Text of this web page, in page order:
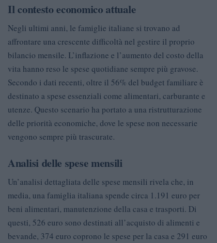
Il contesto economico attuale
Negli ultimi anni, le famiglie italiane si trovano ad
affrontare una crescente difficoltà nel gestire il proprio
bilancio mensile. L’inflazione e l’aumento del costo della
vita hanno reso le spese quotidiane sempre più gravose.
Secondo i dati recenti, oltre il 56% del budget familiare è
destinato a spese essenziali come alimentari, carburante e
utenze. Questo scenario ha portato a una ristrutturazione
delle priorità economiche, dove le spese non necessarie
vengono sempre più trascurate.
Analisi delle spese mensili
Un’analisi dettagliata delle spese mensili rivela che, in
media, una famiglia italiana spende circa 1.191 euro per
beni alimentari, manutenzione della casa e trasporti. Di
questi, 526 euro sono destinati all’acquisto di alimenti e
bevande, 374 euro coprono le spese per la casa e 291 euro